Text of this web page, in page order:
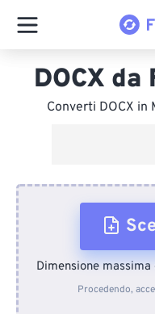
DOCX da
Converti DOCX
Dimensione
Procedendo,